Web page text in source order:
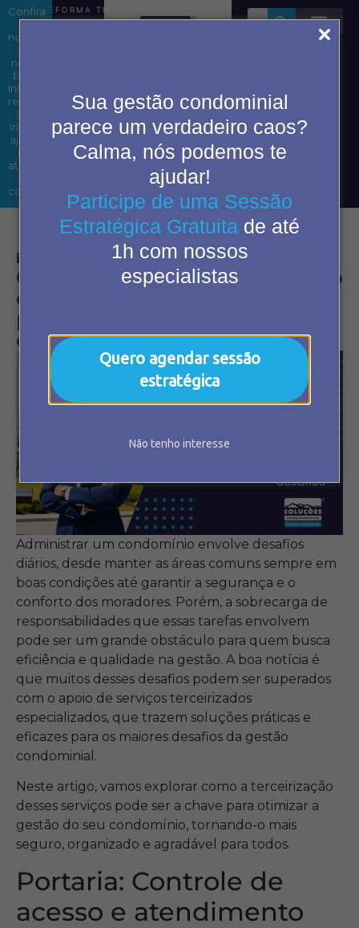
Sua gestão condominial
parece um verdadeiro caos?
Calma, nós podemos te
ajudar!
Participe de uma Sessão
Estratégica Gratuita de até
1h com nossos
especialistas
Quero agendar sessão
estratégica
Não tenho interesse
Confira
as
novidades
em
nosso
blog.
Informações
relevantes
que
irão te
ajudar
nas
atividades
cotidiano.
REFORMA TRIBUTÁRIA EM CONDOMÍNIOS: ENTENDA OS
condômino
2ª Via
de
boleto
novembro 15, 2024 1:37 pm
Gestão de condomínios: Como
os serviços terceirizados
podem resolver os maiores
desafios
Administrar um condomínio envolve desafios
diários, desde manter as áreas comuns sempre em
boas condições até garantir a segurança e o
conforto dos moradores. Porém, a sobrecarga de
responsabilidades que essas tarefas envolvem
pode ser um grande obstáculo para quem busca
eficiência e qualidade na gestão. A boa notícia é
que muitos desses desafios podem ser superados
com o apoio de serviços terceirizados
especializados, que trazem soluções práticas e
eficazes para os maiores desafios da gestão
condominial.
Neste artigo, vamos explorar como a terceirização
desses serviços pode ser a chave para otimizar a
gestão do seu condomínio, tornando-o mais
seguro, organizado e agradável para todos.
Portaria: Controle de
acesso e atendimento